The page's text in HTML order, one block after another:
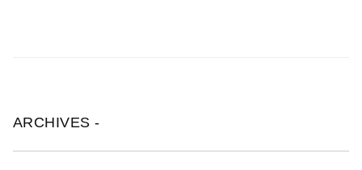
送
ARCHIVES -